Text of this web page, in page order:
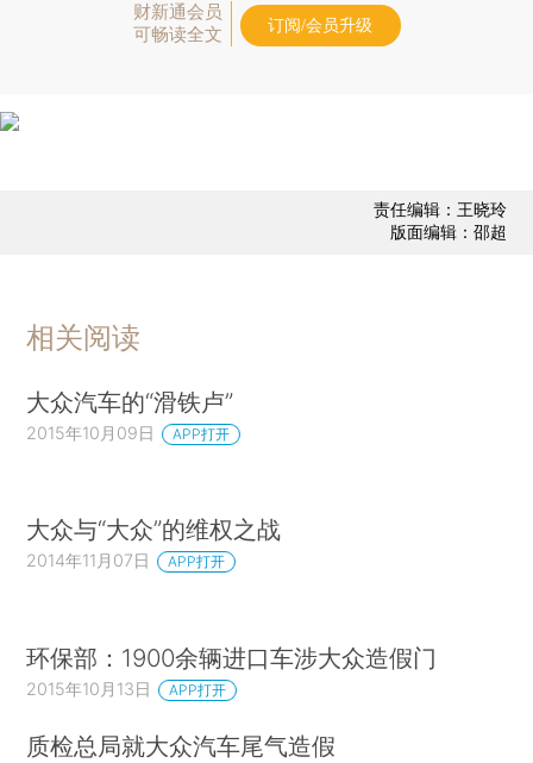
财新通会员
可畅读全文
订阅/会员升级
责任编辑：王晓玲
版面编辑：邵超
相关阅读
大众汽车的“滑铁卢”
2015年10月09日 APP打开
大众与“大众”的维权之战
2014年11月07日 APP打开
环保部：1900余辆进口车涉大众造假门
2015年10月13日 APP打开
质检总局就大众汽车尾气造假